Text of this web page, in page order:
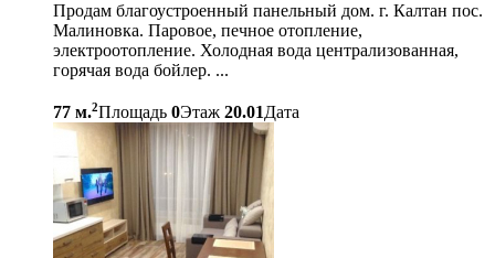
Продам благоустроенный панельный дом. г. Калтан пос.
Малиновка. Паровое, печное отопление,
электроотопление. Холодная вода централизованная,
горячая вода бойлер. ...
77 м.2Площадь 0Этаж 20.01Дата